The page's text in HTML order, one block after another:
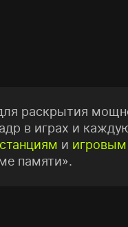
раскрытия
в играх и
и
памяти».